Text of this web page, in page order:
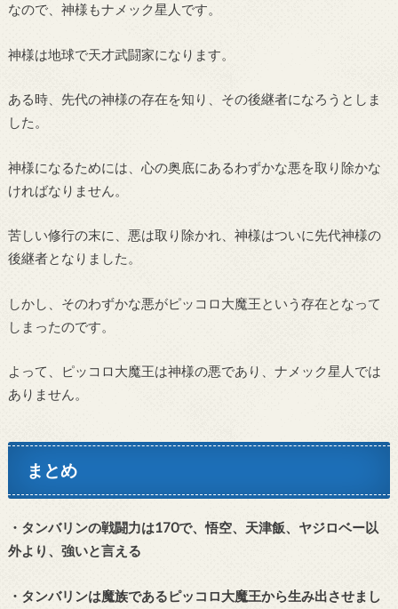
なので、神様もナメック星人です。
神様は地球で天才武闘家になります。
ある時、先代の神様の存在を知り、その後継者になろうとしま
した。
神様になるためには、心の奥底にあるわずかな悪を取り除かな
ければなりません。
苦しい修行の末に、悪は取り除かれ、神様はついに先代神様の
後継者となりました。
しかし、そのわずかな悪がピッコロ大魔王という存在となって
しまったのです。
よって、ピッコロ大魔王は神様の悪であり、ナメック星人では
ありません。
まとめ
・タンバリンの戦闘力は170で、悟空、天津飯、ヤジロベー以
外より、強いと言える
・タンバリンは魔族であるピッコロ大魔王から生み出させまし